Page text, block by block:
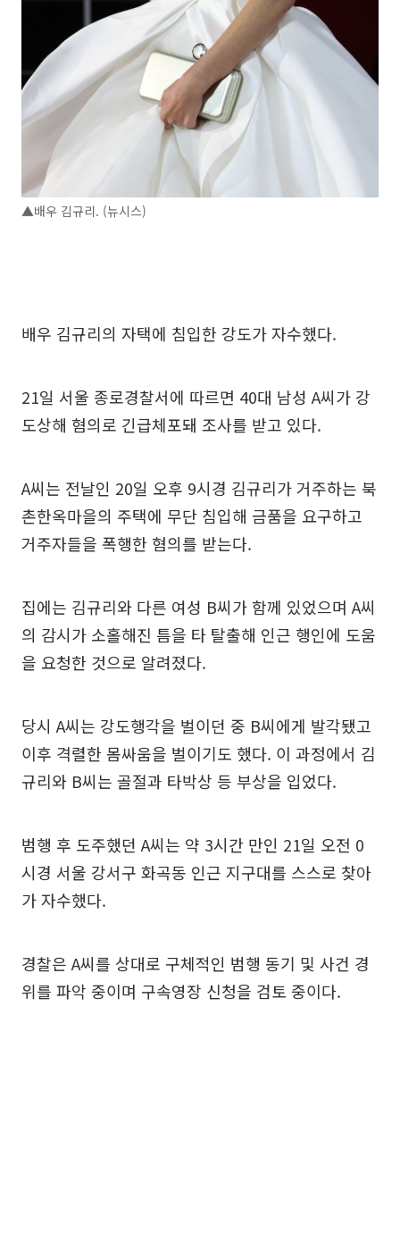
▲배우 김규리. (뉴시스)
배우 김규리의 자택에 침입한 강도가 자수했다.
21일 서울 종로경찰서에 따르면 40대 남성 A씨가 강
도상해 혐의로 긴급체포돼 조사를 받고 있다.
A씨는 전날인 20일 오후 9시경 김규리가 거주하는 북
촌한옥마을의 주택에 무단 침입해 금품을 요구하고
거주자들을 폭행한 혐의를 받는다.
집에는 김규리와 다른 여성 B씨가 함께 있었으며 A씨
의 감시가 소홀해진 틈을 타 탈출해 인근 행인에 도움
을 요청한 것으로 알려졌다.
당시 A씨는 강도행각을 벌이던 중 B씨에게 발각됐고
이후 격렬한 몸싸움을 벌이기도 했다. 이 과정에서 김
규리와 B씨는 골절과 타박상 등 부상을 입었다.
범행 후 도주했던 A씨는 약 3시간 만인 21일 오전 0
시경 서울 강서구 화곡동 인근 지구대를 스스로 찾아
가 자수했다.
경찰은 A씨를 상대로 구체적인 범행 동기 및 사건 경
위를 파악 중이며 구속영장 신청을 검토 중이다.